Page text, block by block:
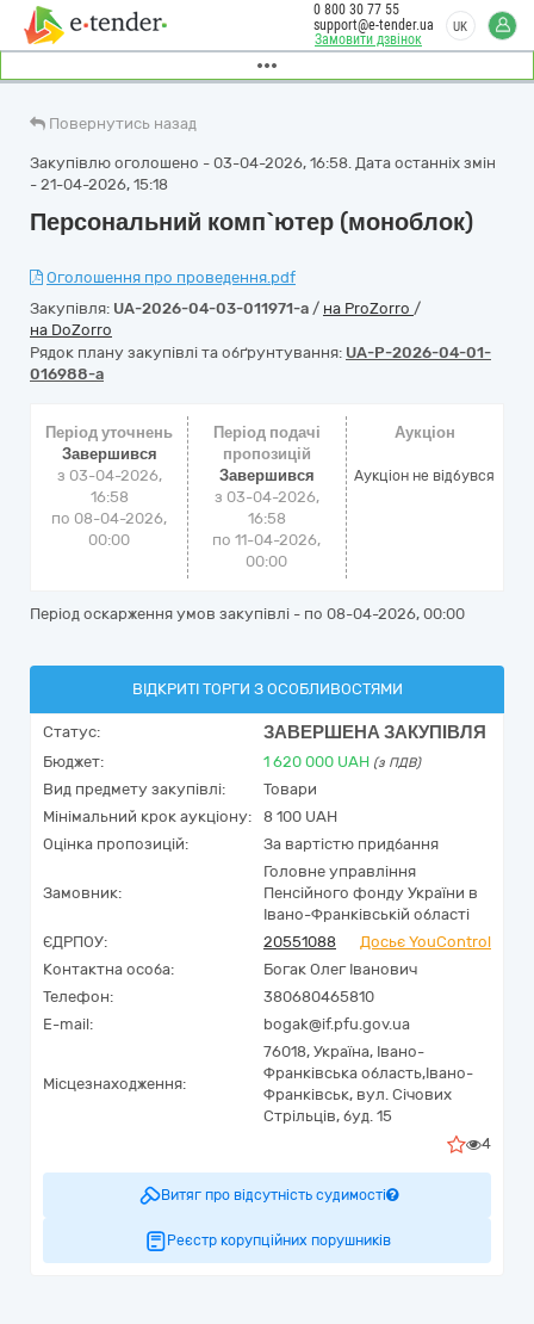
Замовити дзвінок
0 800 30 77 55
support@e-tender.ua
UK
Повернутись назад
Закупівлю оголошено - 03-04-2026, 16:58. Дата останніх змін
- 21-04-2026, 15:18
Персональний комп`ютер (моноблок)
Оголошення про проведення.pdf
Закупівля: UA-2026-04-03-011971-a / на ProZorro /
на DoZorro
Рядок плану закупівлі та обґрунтування: UA-P-2026-04-01-
016988-a
Період уточнень
Завершився
з 03-04-2026,
16:58
по 08-04-2026,
00:00
Період подачі
пропозицій
Завершився
з 03-04-2026,
16:58
по 11-04-2026,
00:00
Аукціон
Аукціон не відбувся
Період оскарження умов закупівлі - по 08-04-2026, 00:00
ВІДКРИТІ ТОРГИ З ОСОБЛИВОСТЯМИ
Статус: ЗАВЕРШЕНА ЗАКУПІВЛЯ
Бюджет: 1 620 000 UAH (з ПДВ)
Вид предмету закупівлі:
Товари
Мінімальний крок аукціону:
8 100 UAH
Оцінка пропозицій:
За вартістю придбання
Замовник:
Головне управління
Пенсійного фонду України в
Івано-Франківській області
ЄДРПОУ:
20551088
Досьє YouControl
Контактна особа:
Богак Олег Іванович
Телефон:
380680465810
E-mail:
bogak@if.pfu.gov.ua
Місцезнаходження:
76018, Україна, Івано-
Франківська область,Івано-
Франківськ, вул. Січових
Стрільців, буд. 15
4
Витяг про відсутність судимості
Реєстр корупційних порушників